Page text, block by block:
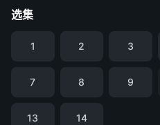
选集
1 2 3
7 8 9
13 14